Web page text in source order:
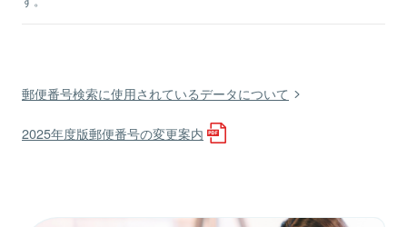
郵便番号検索に使用されているデータについて
2025年度版郵便番号の変更案内